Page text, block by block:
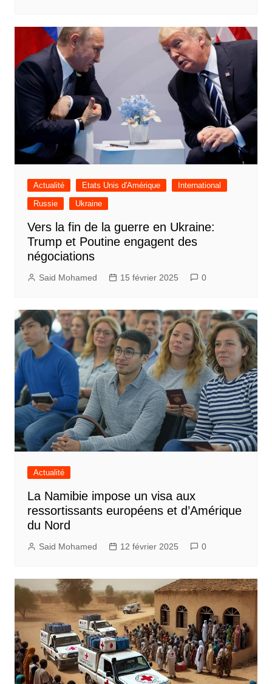
Actualité Etats Unis d'Amérique
International
Russie
Ukraine
Vers la fin de la guerre en Ukraine:
Trump et Poutine engagent des
négociations
Said Mohamed 15 février 2025 0
Actualité
La Namibie impose un visa aux
ressortissants européens et d’Amérique
du Nord
Said Mohamed 12 février 2025 0